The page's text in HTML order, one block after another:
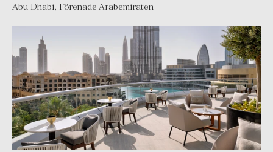
Abu Dhabi, Förenade Arabemiraten